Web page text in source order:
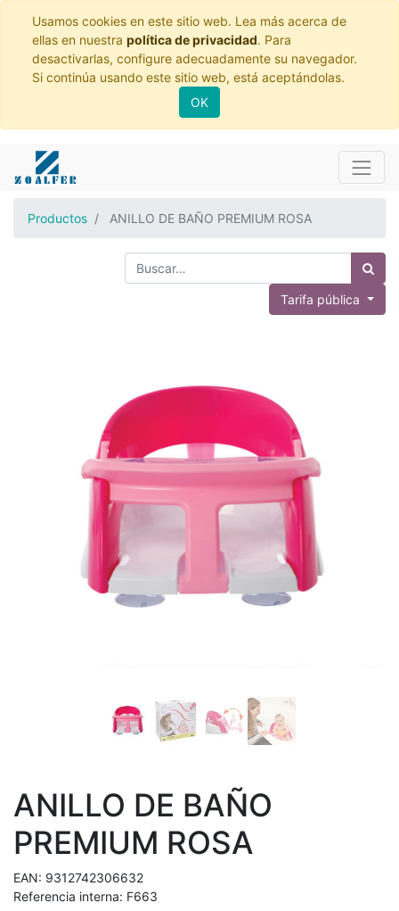
Usamos cookies en este sitio web. Lea más acerca de
ellas en nuestra política de privacidad. Para
desactivarlas, configure adecuadamente su navegador.
Si continúa usando este sitio web, está aceptándolas.
OK
Productos ANILLO DE BAÑO PREMIUM ROSA
Tarifa pública
ANILLO DE BAÑO
PREMIUM ROSA
EAN: 9312742306632
Referencia interna: F663